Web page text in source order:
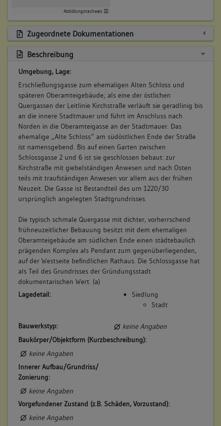
Abbildungsnachweis
Zugeordnete Dokumentationen
Beschreibung
Umgebung, Lage:
Erschließungsgasse zum ehemaligen Alten Schloss und
späteren Oberamteigebäude; als eine der östlichen
Quergassen der Leitlinie Kirchstraße verläuft sie geradlinig bis
an die innere Stadtmauer und führt im Anschluss nach
Norden in die Oberamteigasse an der Stadtmauer. Das
ehemalige „Alte Schloss“ am südöstlichen Ende der Straße
ist namensgebend. Bis auf einen Garten zwischen
Schlossgasse 2 und 6 ist sie geschlossen bebaut: zur
Kirchstraße mit giebelständigen Anwesen und nach Osten
teils mit traufständigen Anwesen vor allem aus der frühen
Neuzeit. Die Gasse ist Bestandteil des um 1220/30
ursprünglich angelegten Stadtgrundrisses.
Die typisch schmale Quergasse mit dichter, vorherrschend
frühneuzeitlicher Bebauung besitzt mit dem ehemaligen
Oberamteigebäude am südlichen Ende einen städtebaulich
prägenden Komplex als Pendant zum gegenüberliegenden,
auf der Westseite befindlichen Rathaus. Die Schlossgasse hat
als Teil des Grundrisses der Gründungsstadt
dokumentarischen Wert. (a)
Lagedetail:
Siedlung
Stadt
Bauwerkstyp:
keine Angaben
Baukörper/Objektform (Kurzbeschreibung):
keine Angaben
Innerer Aufbau/Grundriss/
Zonierung:
keine Angaben
Vorgefundener Zustand (z.B. Schäden, Vorzustand):
keine Angaben